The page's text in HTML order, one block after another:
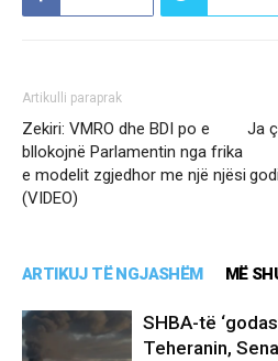
Artikulli paraprak
Zekiri: VMRO dhe BDI po e
bllokojnë Parlamentin nga frika
e modelit zgjedhor me një njësi
(VIDEO)
Ja
ARTIKUJ TË NGJASHËM MË
SHBA-të
Teheranin,